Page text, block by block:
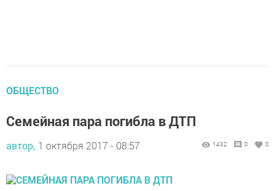
ОБЩЕСТВО
Семейная пара погибла в ДТП
автор, 1 октября 2017 - 08:57 1432 0 0